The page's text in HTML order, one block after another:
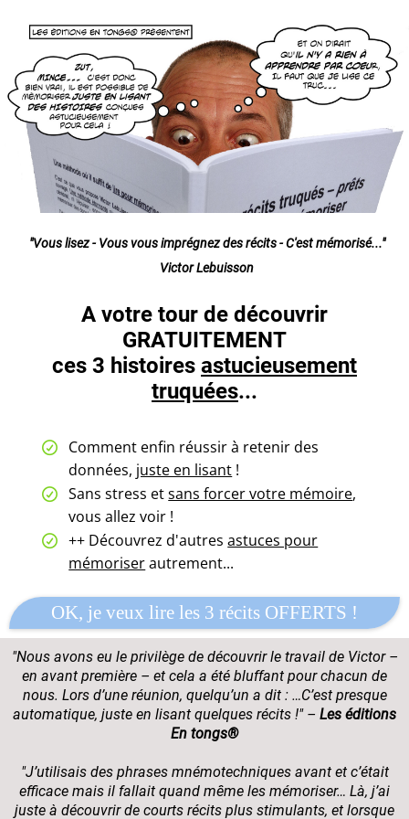
"Vous lisez - Vous vous imprégnez des récits - C'est mémorisé..."
Victor Lebuisson
A votre tour de découvrir
GRATUITEMENT
ces 3 histoires astucieusement
truquées...
Comment enfin réussir à retenir des
données, juste en lisant !
Sans stress etsans forcer votre mémoire,
vous allez voir !
++ Découvrez d'autresastuces pour
mémoriserautrement...
OK, je veux lire les 3 récits OFFERTS !
"Nous avons eu le privilège de découvrir le travail de Victor –
en avant première – et cela a été bluffant pour chacun de
nous. Lors d’une réunion, quelqu’un a dit : …C’est presque
automatique, juste en lisant quelques récits !" – Les éditions
En tongs®
"J’utilisais des phrases mnémotechniques avant et c’était
efficace mais il fallait quand même les mémoriser… Là, j’ai
juste à découvrir de courts récits plus stimulants, et lorsque